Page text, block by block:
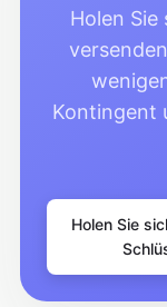
Holen Sie
Kontingent
Holen Sie